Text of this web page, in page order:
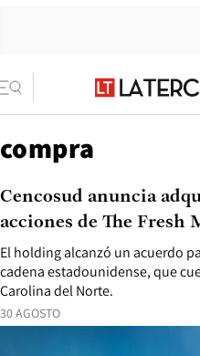
compra
30 AGOSTO
El holding alcanzó un acuerdo
cadena estadounidense, que
Carolina del Norte.
Cencosud anuncia
acciones de The Fresh